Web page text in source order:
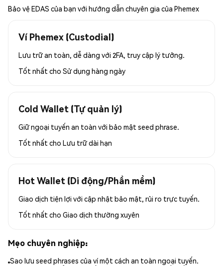
Bảo vệ EDAS của bạn với hướng dẫn chuyên gia của Phemex
Ví Phemex (Custodial)
Lưu trữ an toàn, dễ dàng với 2FA, truy cập lý tưởng.
Tốt nhất cho Sử dụng hàng ngày
Cold Wallet (Tự quản lý)
Giữ ngoại tuyến an toàn với bảo mật seed phrase.
Tốt nhất cho Lưu trữ dài hạn
Hot Wallet (Di động/Phần mềm)
Giao dịch tiện lợi với cập nhật bảo mật, rủi ro trực tuyến.
Tốt nhất cho Giao dịch thường xuyên
Mẹo chuyên nghiệp:
Sao lưu seed phrases của ví một cách an toàn ngoại tuyến.